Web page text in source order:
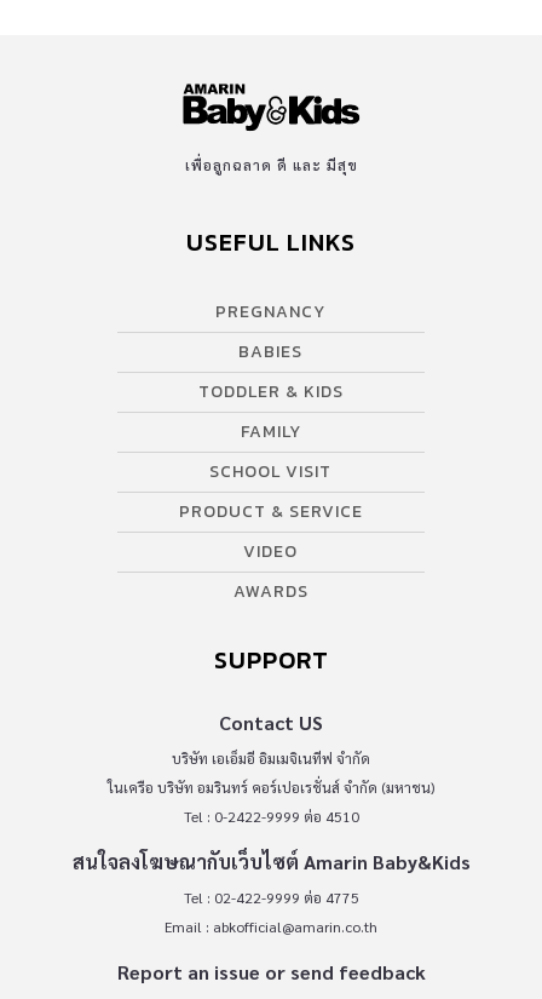
เพื่อลูกฉลาด ดี และ มีสุข
USEFUL LINKS
PREGNANCY
BABIES
TODDLER & KIDS
FAMILY
SCHOOL VISIT
PRODUCT & SERVICE
VIDEO
AWARDS
SUPPORT
Contact US
บริษัท เอเอ็มอี อิมเมจิเนทีฟ จำกัด
ในเครือ บริษัท อมรินทร์ คอร์เปอเรชั่นส์ จำกัด (มหาชน)
Tel : 0-2422-9999 ต่อ 4510
สนใจลงโฆษณากับเว็บไซต์ Amarin Baby&Kids
Tel : 02-422-9999 ต่อ 4775
Email : abkofficial@amarin.co.th
Report an issue or send feedback